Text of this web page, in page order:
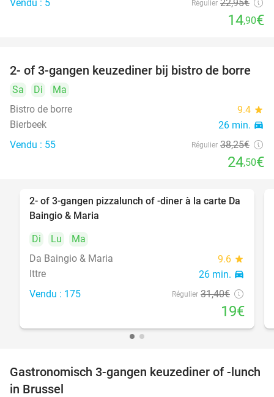
Vendu : 5 Régulier 22,95€
14,90€
36%
2- of 3-gangen keuzediner bij bistro de borre
Sa Di
Ma
Bistro de borre
9.4 star
Bierbeek 26 min. directions_car
Vendu : 55 Régulier 38,25€
24,50€
39%
2- of 3-gangen pizzalunch of -diner à la carte Da
Baingio & Maria
Di
Lu
Ma
Da Baingio & Maria
9.6 star
Ittre 26 min. directions_car
Vendu : 175 Régulier 31,40€
19€
38%
Gastronomisch 3-gangen keuzediner of -lunch
in Brussel